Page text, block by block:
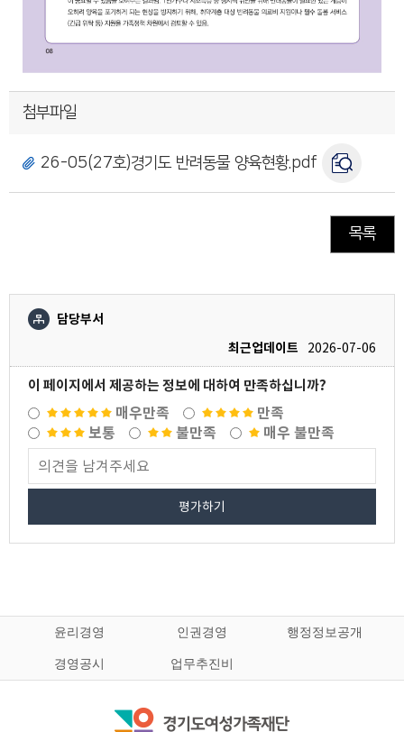
첨부파일
26-05(27호)경기도 반려동물 양육현황.pdf
목록
담당부서
최근업데이트
2026-07-06
이 페이지에서 제공하는 정보에 대하여 만족하십니까?
매우만족
만족
보통
불만족 매우 불만족
평가하기
윤리경영 인권경영 행정정보공개
경영공시 업무추진비